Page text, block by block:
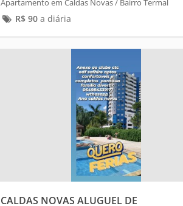
Apartamento em Caldas Novas / Bairro Termal
R$ 90a diária
CALDAS NOVAS ALUGUEL DE